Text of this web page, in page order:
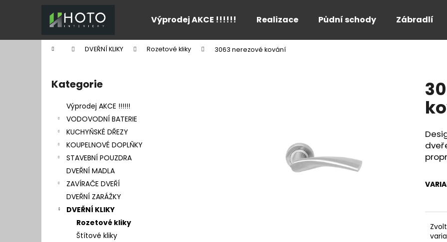
Výprodej AKCE !!!!!! Realizace Půdní schody Zábradlí
Domů DVEŘNÍ KLIKY Rozetové kliky 3063 nerezové kování
Přeskočit
kategorie
Kategorie
Výprodej AKCE !!!!!!
VODOVODNÍ BATERIE
KUCHYŇSKÉ DŘEZY
KOUPELNOVÉ DOPLŇKY
STAVEBNÍ POUZDRA
DVEŘNÍ MADLA
ZAVÍRAČE DVEŘÍ
DVEŘNÍ ZARÁŽKY
DVEŘNÍ KLIKY
Rozetové kliky
Štítové kliky
í
Zpět
do
Zpět
do
Co potřebujete najít?